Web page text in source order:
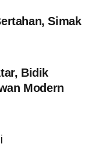
Simak
Bidik
Modern